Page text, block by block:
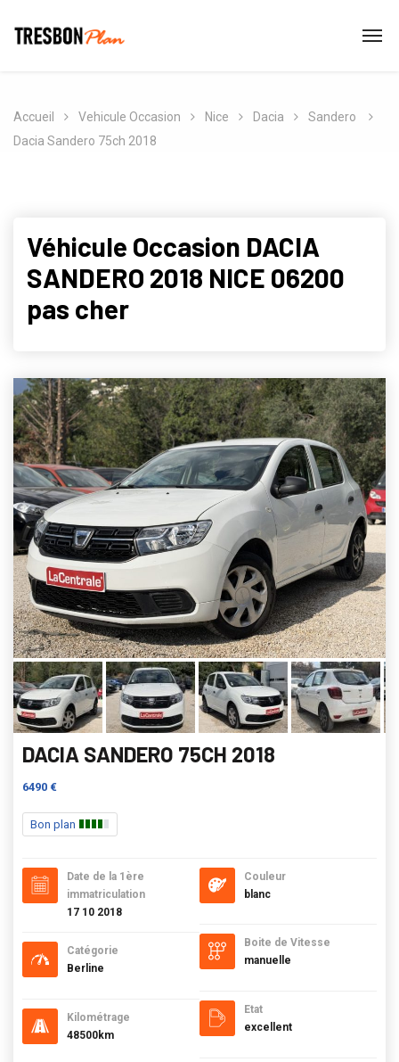
Accueil Vehicule Occasion Nice Dacia
Sandero
Dacia Sandero 75ch 2018
Véhicule Occasion DACIA
SANDERO 2018 NICE 06200
pas cher
DACIA SANDERO 75CH 2018
6490 €
Bon plan
Date de la 1ère
immatriculation
17 10 2018
Catégorie
Berline
Kilométrage
48500km
Couleur
blanc
Boite de Vitesse
manuelle
Etat
excellent